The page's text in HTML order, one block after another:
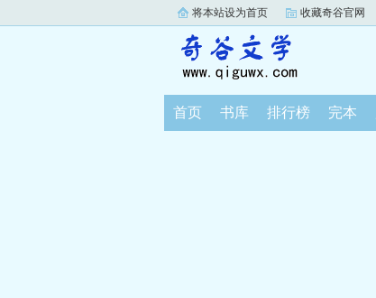
将本站设为首页 收藏奇谷官网
首页 书库 排行榜 完本